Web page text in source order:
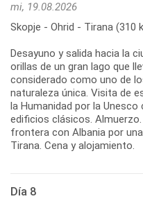
mi, 19.08.2026
Skopje - Ohrid - Tirana (310
Desayuno y salida hacia la
orillas de un gran lago que
considerado como uno de
naturaleza única. Visita de
la Humanidad por la
edificios clásicos.
frontera con Albania por
Día 8